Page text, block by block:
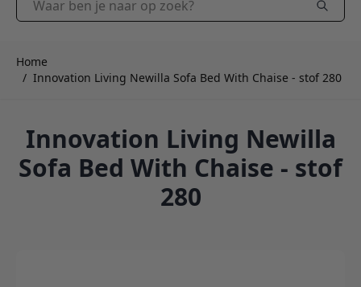
Home
/ Innovation Living Newilla Sofa Bed With Chaise - stof 280
Innovation Living Newilla
Sofa Bed With Chaise - stof
280